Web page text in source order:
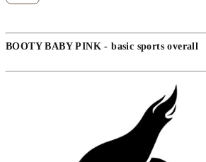
BOOTY BABY PINK - basic sports overall